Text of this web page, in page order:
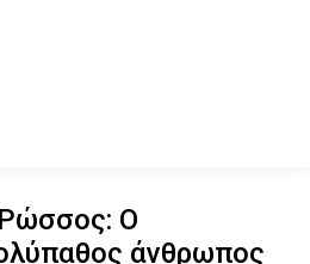
Ο
άνθρωπος